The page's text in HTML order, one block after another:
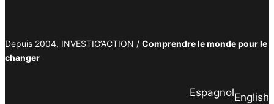
Depuis 2004, INVESTIG’ACTION / Comprendre le monde pour le
changer
EspagnolEnglish